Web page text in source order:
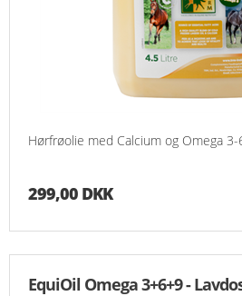
Hørfrøolie med Calcium og Omega
299,00 DKK
EquiOil Omega 3+6+9 -